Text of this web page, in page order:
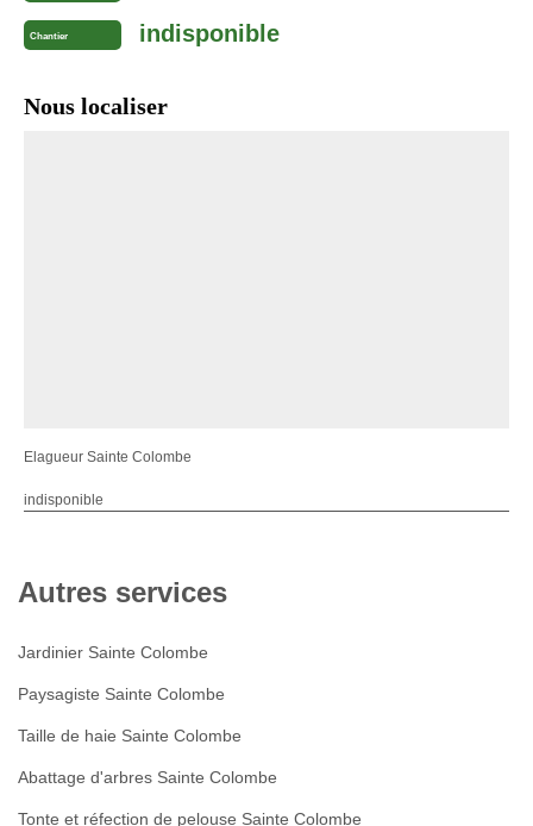
Chantier indisponible
Nous localiser
Elagueur Sainte Colombe
indisponible
Autres services
Jardinier Sainte Colombe
Paysagiste Sainte Colombe
Taille de haie Sainte Colombe
Abattage d'arbres Sainte Colombe
Tonte et réfection de pelouse Sainte Colombe